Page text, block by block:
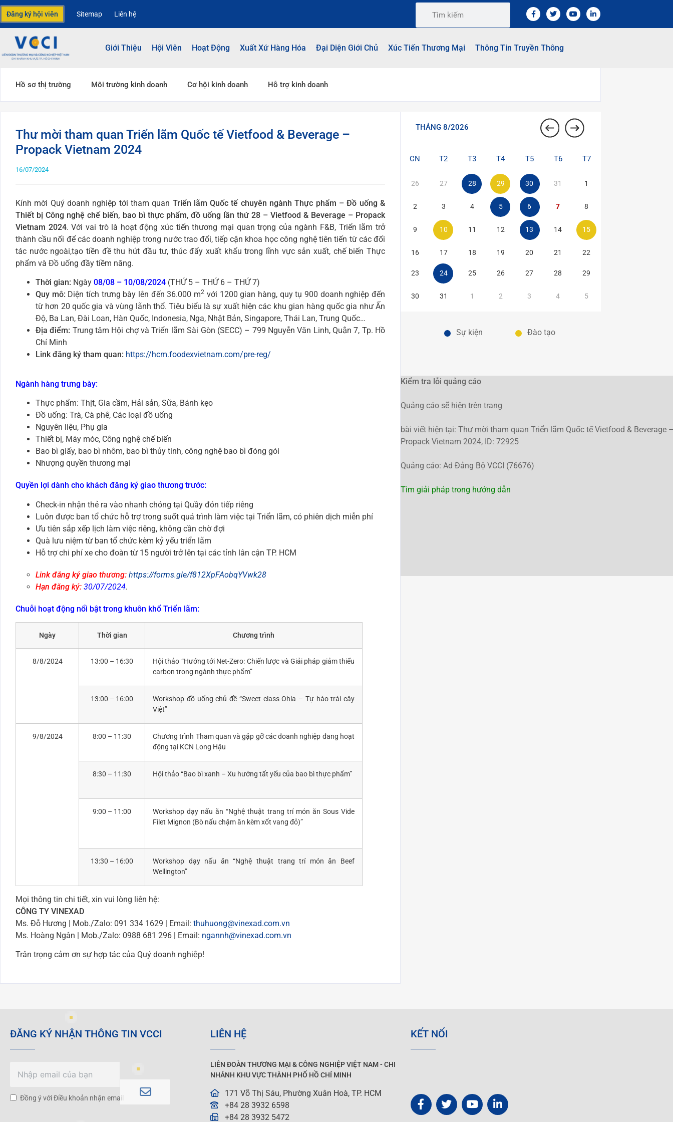
Đăng ký hội viên Sitemap Liên hệ
Giới Thiệu Hội Viên Hoạt Động Xuất Xứ Hàng Hóa Đại Diện Giới Chủ Xúc Tiến Thương Mại Thông Tin Truyền Thông
Hồ sơ thị trường Môi trường kinh doanh Cơ hội kinh doanh Hỗ trợ kinh doanh
Thư mời tham quan Triển lãm Quốc tế Vietfood & Beverage –
Propack Vietnam 2024
16/07/2024
Kính mời Quý doanh nghiệp tới tham quan Triển lãm Quốc tế chuyên ngành Thực phẩm – Đồ uống &
Thiết bị Công nghệ chế biến, bao bì thực phẩm, đồ uống lần thứ 28 – Vietfood & Beverage – Propack
Vietnam 2024. Với vai trò là hoạt động xúc tiến thương mại quan trọng của ngành F&B, Triển lãm trở
thành cầu nối để các doanh nghiệp trong nước trao đổi, tiếp cận khoa học công nghệ tiên tiến từ các đối
tác nước ngoài,tạo tiền đề thu hút đầu tư, thúc đẩy xuất khẩu trong lĩnh vực sản xuất, chế biến Thực
phẩm và Đồ uống đầy tiềm năng.
Thời gian: Ngày 08/08 – 10/08/2024 (THỨ 5 – THỨ 6 – THỨ 7)
Quy mô: Diện tích trưng bày lên đến 36.000 m2 với 1200 gian hàng, quy tụ 900 doanh nghiệp đến
từ hơn 20 quốc gia và vùng lãnh thổ. Tiêu biểu là sự xuất hiện các khu gian hàng quốc gia như Ấn
Độ, Ba Lan, Đài Loan, Hàn Quốc, Indonesia, Nga, Nhật Bản, Singapore, Thái Lan, Trung Quốc…
Địa điểm: Trung tâm Hội chợ và Triển lãm Sài Gòn (SECC) – 799 Nguyễn Văn Linh, Quận 7, Tp. Hồ
Chí Minh
Link đăng ký tham quan: https://hcm.foodexvietnam.com/pre-reg/
Ngành hàng trưng bày:
Thực phẩm: Thịt, Gia cầm, Hải sản, Sữa, Bánh kẹo
Đồ uống: Trà, Cà phê, Các loại đồ uống
Nguyên liệu, Phụ gia
Thiết bị, Máy móc, Công nghệ chế biến
Bao bì giấy, bao bì nhôm, bao bì thủy tinh, công nghệ bao bì đóng gói
Nhượng quyền thương mại
Quyền lợi dành cho khách đăng ký giao thương trước:
Check-in nhận thẻ ra vào nhanh chóng tại Quầy đón tiếp riêng
Luôn được ban tổ chức hỗ trợ trong suốt quá trình làm việc tại Triển lãm, có phiên dịch miễn phí
Ưu tiên sắp xếp lịch làm việc riêng, không cần chờ đợi
Quà lưu niệm từ ban tổ chức kèm kỷ yếu triển lãm
Hỗ trợ chi phí xe cho đoàn từ 15 người trở lên tại các tỉnh lân cận TP. HCM
Link đăng ký giao thương: https://forms.gle/f812XpFAobqYVwk28
Hạn đăng ký: 30/07/2024.
Chuỗi hoạt động nổi bật trong khuôn khổ Triển lãm:
Ngày Thời gian Chương trình
8/8/2024 13:00 – 16:30
Hội thảo “Hướng tới Net-Zero: Chiến lược và Giải pháp giảm thiểu
carbon trong ngành thực phẩm”
13:00 – 16:00
Workshop đồ uống chủ đề “Sweet class Ohla – Tự hào trái cây
Việt”
9/8/2024 8:00 – 11:30
Chương trình Tham quan và gặp gỡ các doanh nghiệp đang hoạt
động tại KCN Long Hậu
8:30 – 11:30 Hội thảo “Bao bì xanh – Xu hướng tất yếu của bao bì thực phẩm”
9:00 – 11:00
Workshop dạy nấu ăn “Nghệ thuật trang trí món ăn Sous Vide
Filet Mignon (Bò nấu chậm ăn kèm xốt vang đỏ)”
13:30 – 16:00
Workshop dạy nấu ăn “Nghệ thuật trang trí món ăn Beef
Wellington”
Mọi thông tin chi tiết, xin vui lòng liên hệ:
CÔNG TY VINEXAD
Ms. Đỗ Hương | Mob./Zalo: 091 334 1629 | Email: thuhuong@vinexad.com.vn
Ms. Hoàng Ngân | Mob./Zalo: 0988 681 296 | Email: ngannh@vinexad.com.vn
Trân trọng cảm ơn sự hợp tác của Quý doanh nghiệp!
THÁNG 8/2026
CN T2 T3 T4 T5 T6 T7
26 27 28 29 30 31 1
2 3 4 5 6 7 8
9 10 11 12 13 14 15
16 17 18 19 20 21 22
23 24 25 26 27 28 29
30 31 1 2 3 4 5
Sự kiện Đào tạo
Kiểm tra lỗi quảng cáo
Quảng cáo sẽ hiện trên trang
bài viết hiện tại: Thư mời tham quan Triển lãm Quốc tế Vietfood & Beverage
Propack Vietnam 2024, ID: 72925
Quảng cáo: Ad Đảng Bộ VCCI (76676)
Tìm giải pháp trong hướng dẫn
ĐĂNG KÝ NHẬN THÔNG TIN VCCI
Đồng ý với Điều khoản nhận email
LIÊN HỆ
LIÊN ĐOÀN THƯƠNG MẠI &CÔNG NGHIỆPVIỆT NAM - CHI
NHÁNH KHU VỰC THÀNH PHỐ HỒ CHÍ MINH
171 Võ Thị Sáu, Phường Xuân Hoà, TP. HCM
+84 28 3932 6598
+84 28 3932 5472
KẾT NỐI